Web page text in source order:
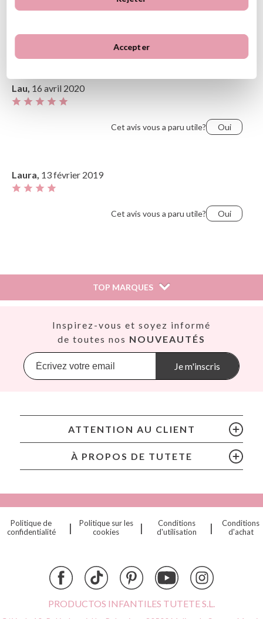
Avis clients
Plus vieux
Notes les plus basses
Lau, 16 avril 2020
Cet avis vous a paru utile? Oui
Laura, 13 février 2019
Cet avis vous a paru utile? Oui
TOP MARQUES
Banwood
BIBS
Cristina de Jos'h
Djeco
Inspirez-vous et soyez informé
de toutes nos NOUVEAUTÉS
Je m'inscris
ATTENTION AU CLIENT
À PROPOS DE TUTETE
Politique de
confidentialité
|
Politique sur les
cookies
|
Conditions
d'utilisation
|
Conditions
d'achat
PRODUCTOS INFANTILES TUTETE S.L.
Accepter